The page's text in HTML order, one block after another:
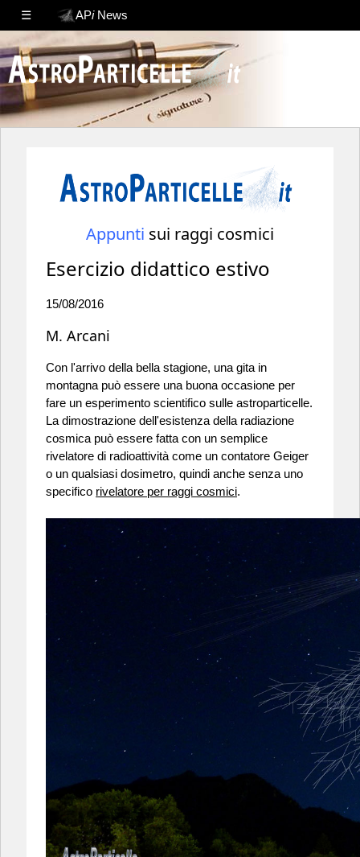
☰ APiNews
Appunti sui raggi cosmici
Esercizio didattico estivo
15/08/2016
M. Arcani
Con l'arrivo della bella stagione, una gita in
montagna può essere una buona occasione per
fare un esperimento scientifico sulle astroparticelle.
La dimostrazione dell'esistenza della radiazione
cosmica può essere fatta con un semplice
rivelatore di radioattività come un contatore Geiger
o un qualsiasi dosimetro, quindi anche senza uno
specifico rivelatore per raggi cosmici.